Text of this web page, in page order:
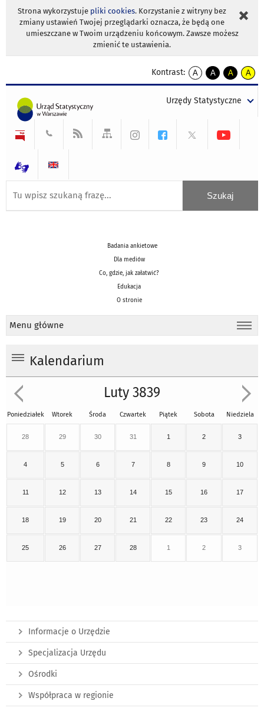
Strona wykorzystuje pliki cookies. Korzystanie z witryny bez
zmiany ustawień Twojej przeglądarki oznacza, że będą one
umieszczane w Twoim urządzeniu końcowym. Zawsze możesz
zmienić te ustawienia.
Kontrast:
A
kontrast
A
kontrast
tekst
czarnym
A
kontrast
tekst
czarnym
A
tekst
żółtym
Urzędy Statystyczne
Badania ankietowe
Dla mediów
Co, gdzie, jak załatwić?
Edukacja
O stronie
Menu główne
Kalendarium
Luty 3839
Poniedziałek Wtorek Środa Czwartek Piątek Sobota Niedziela
28 29 30 31 1 2 3
4 5 6 7 8 9 10
11 12 13 14 15 16 17
18 19 20 21 22 23 24
25 26 27 28 1 2 3
Informacje o Urzędzie
Specjalizacja Urzędu
Ośrodki
Współpraca w regionie